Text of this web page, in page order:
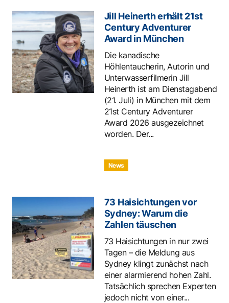
Jill Heinerth erhält 21st
Century Adventurer
Award in München
Die kanadische
Höhlentaucherin, Autorin und
Unterwasserfilmerin Jill
Heinerth ist am Dienstagabend
(21. Juli) in München mit dem
21st Century Adventurer
Award 2026 ausgezeichnet
worden. Der...
News
73 Haisichtungen vor
Sydney: Warum die
Zahlen täuschen
73 Haisichtungen in nur zwei
Tagen – die Meldung aus
Sydney klingt zunächst nach
einer alarmierend hohen Zahl.
Tatsächlich sprechen Experten
jedoch nicht von einer...